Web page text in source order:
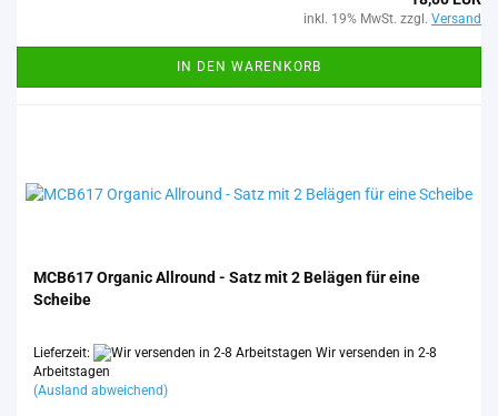
inkl. 19% MwSt. zzgl. Versand
IN DEN WARENKORB
MCB617 Or­ga­nic All­round - Satz mit 2 Be­lä­gen für eine
Schei­be
Lieferzeit:
Wir versenden in 2-8
Arbeitstagen
(Ausland abweichend)